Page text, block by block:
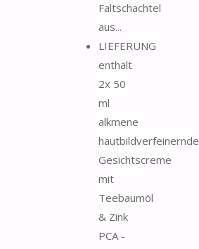
Faltschachtel
aus...
LIEFERUNG
enthält
2x 50
ml
alkmene
hautbildverfeinernde
Gesichtscreme
mit
Teebaumöl
& Zink
PCA -